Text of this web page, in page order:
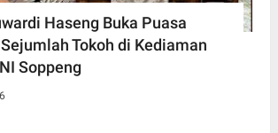
Haseng Buka Puasa
Tokoh di Kediaman
Soppeng